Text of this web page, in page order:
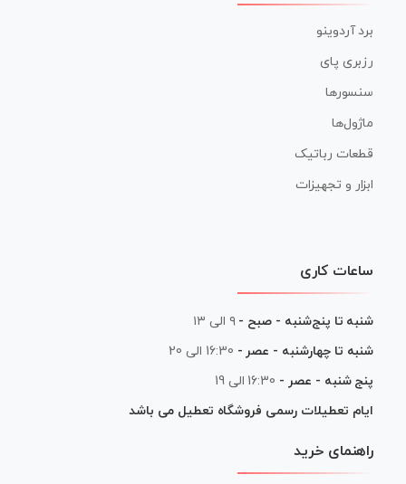
برد آردوینو
رزبری پای
سنسورها
ماژول‌ها
قطعات رباتیک
ابزار و تجهیزات
ساعات کاری
شنبه تا پنج‌شنبه - صبح - ۹ الی ۱۳
شنبه تا چهارشنبه - عصر - 16:30 الی 20
پنج شنبه - عصر - 16:30 الی 19
ایام تعطیلات رسمی فروشگاه تعطیل می باشد
راهنمای خرید